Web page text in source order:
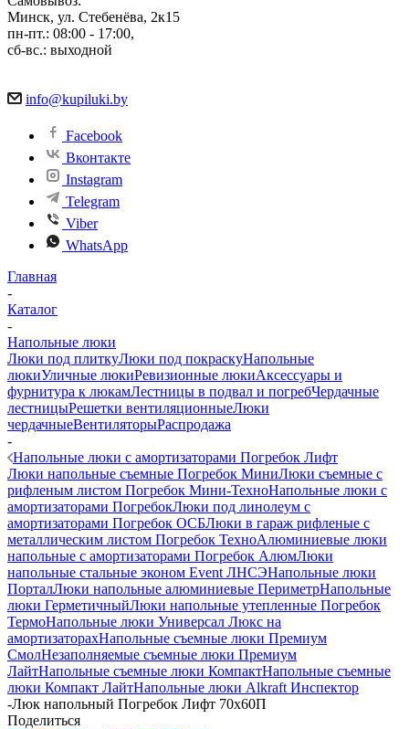
Минск, ул. Стебенёва, 2к15
пн-пт.: 08:00 - 17:00,
сб-вс.: выходной
info@kupiluki.by
Facebook
Вконтакте
Instagram
Telegram
Viber
WhatsApp
Главная
-
Каталог
-
Напольные люки
Люки под плиткуЛюки под покраскуНапольные
люкиУличные люкиРевизионные люкиАксессуары и
фурнитура к люкамЛестницы в подвал и погребЧердачные
лестницыРешетки вентиляционныеЛюки
чердачныеВентиляторыРаспродажа
-
Напольные люки с амортизаторами Погребок Лифт
Люки напольные съемные Погребок МиниЛюки съемные с
рифленым листом Погребок Мини-ТехноНапольные люки с
амортизаторами ПогребокЛюки под линолеум с
амортизаторами Погребок ОСБЛюки в гараж рифленые с
металлическим листом Погребок ТехноАлюминиевые люки
напольные с амортизаторами Погребок АлюмЛюки
напольные стальные эконом Event ЛНСЭНапольные люки
ПорталЛюки напольные алюминиевые ПериметрНапольные
люки ГерметичныйЛюки напольные утепленные Погребок
ТермоНапольные люки Универсал Люкс на
амортизаторахНапольные съемные люки Премиум
СмолНезаполняемые съемные люки Премиум
ЛайтНапольные съемные люки КомпактНапольные съемные
люки Компакт ЛайтНапольные люки Alkraft Инспектор
-Люк напольный Погребок Лифт 70х60П
Поделиться